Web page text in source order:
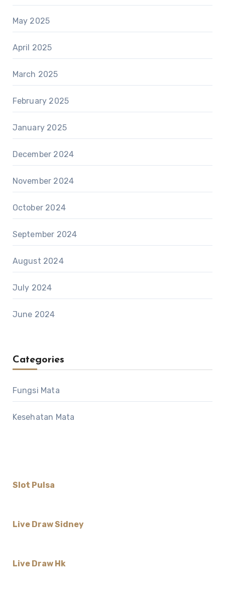
May 2025
April 2025
March 2025
February 2025
January 2025
December 2024
November 2024
October 2024
September 2024
August 2024
July 2024
June 2024
Categories
Fungsi Mata
Kesehatan Mata
Slot Pulsa
Live Draw Sidney
Live Draw Hk